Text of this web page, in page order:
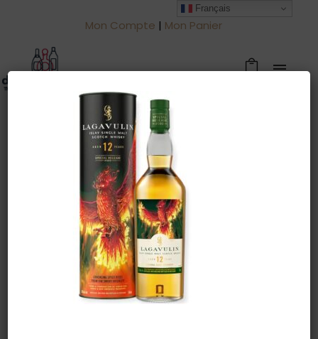
Mon Compte | Mon Panier
Warning: Trying to access array offset
on value of type null in
/htdocs/drinkjullien.be/wp-
content/themes/oshin/content.php
on line28
14 octobre 2022
Français